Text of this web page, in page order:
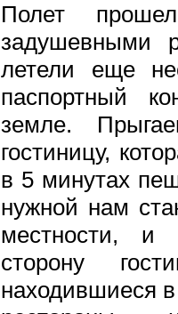
Полет
задушевными
летели еще
паспортный
земле.
гостиницу,
в 5 минутах
нужной нам
местности,
сторону
находившиеся